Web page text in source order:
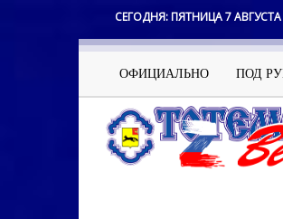
СЕГОДНЯ:ПЯТНИЦА 7 АВГУСТА
Основная
навигация
ОФИЦИАЛЬНО ПОД